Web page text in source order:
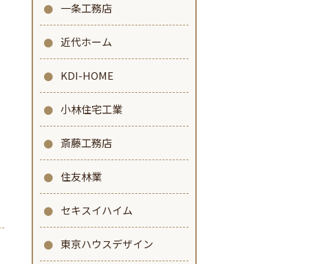
一条工務店
近代ホーム
KDI-HOME
小林住宅工業
斎藤工務店
住友林業
セキスイハイム
東京ハウスデザイン